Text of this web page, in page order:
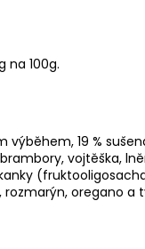
na 100g.
19 %
vojtěška,
oregano a